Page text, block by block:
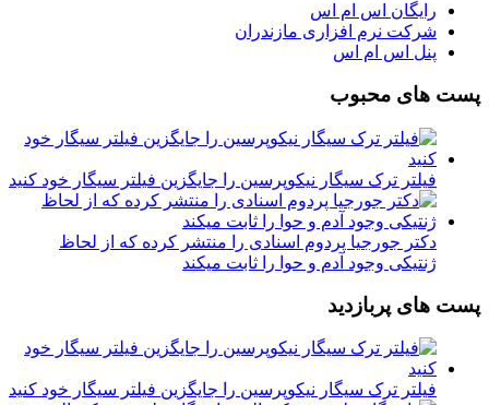
رایگان اس ام اس
شرکت نرم افزاری مازندران
پنل اس ام اس
پست های محبوب
فیلتر ترک سیگار نیکوپرسین را جایگزین فیلتر سیگار خود کنید
دکتر جورجیا پردوم اسنادی را منتشر کرده که از لحاظ
ژنتیکی وجود آدم و حوا را ثابت میکند
پست های پربازدید
فیلتر ترک سیگار نیکوپرسین را جایگزین فیلتر سیگار خود کنید